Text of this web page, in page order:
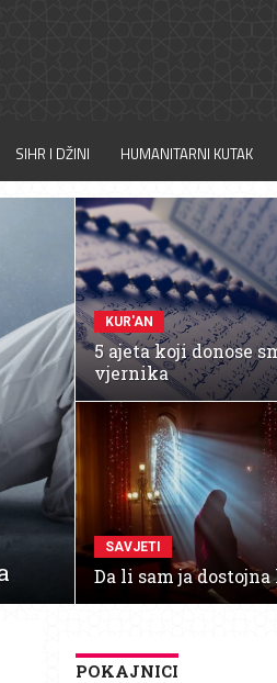
SIHR I DŽINI HUMANITARNI KUTAK
KUR'AN
5 ajeta koji donose
vjernika
SAVJETI
Da li sam ja dostojna
POKAJNICI